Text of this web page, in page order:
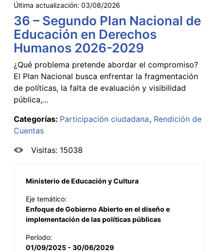
Última actualización: 03/08/2026
36 – Segundo Plan Nacional de
Educación en Derechos
Humanos 2026-2029
¿Qué problema pretende abordar el compromiso?
El Plan Nacional busca enfrentar la fragmentación
de políticas, la falta de evaluación y visibilidad
pública,...
Categorías: Participación ciudadana Rendición de
Cuentas
Visitas: 15038
Ministerio de Educación y Cultura
Eje temático:
Enfoque de Gobierno Abierto en el diseño e
implementación de las políticas públicas
Período:
01/09/2025 - 30/06/2029